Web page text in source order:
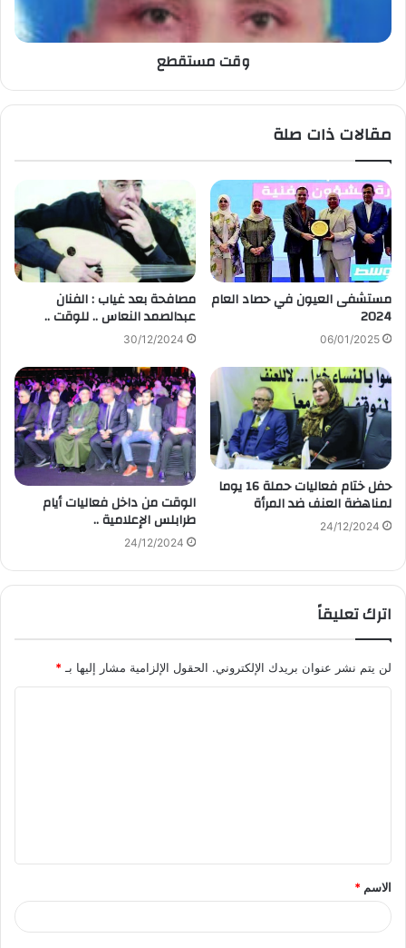
وقت مستقطع
مقالات ذات صلة
مستشفى العيون في حصاد العام
2024
06/01/2025
مصافحة بعد غياب : الفنان
عبدالصمد النعاس .. للوقت ..
30/12/2024
حفل ختام فعاليات حملة 16 يوما
لمناهضة العنف ضد المرأة
24/12/2024
الوقت من داخل فعاليات أيام
طرابلس الإعلامية ..
24/12/2024
اترك تعليقاً
لن يتم نشر عنوان بريدك الإلكتروني. الحقول الإلزامية مشار إليها بـ *
ق
*
الاسم *